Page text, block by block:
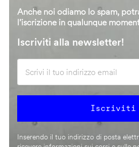
Anche noi odiamo lo spam,
l’iscrizione in qualunque
Iscriviti alla newsletter!
Inserendo il tuo indirizzo di posta